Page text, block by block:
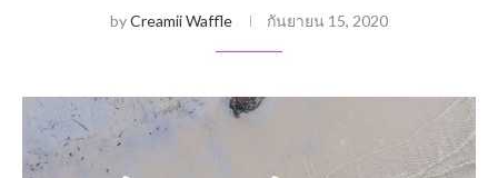
byCreamii Waffle กันยายน 15, 2020